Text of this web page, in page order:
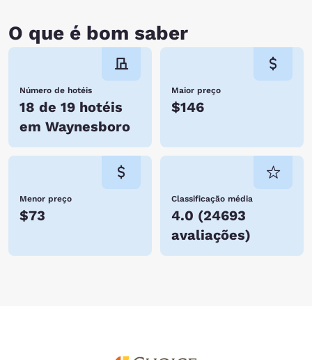
O que é bom saber
Número de hotéis
18 de 19 hotéis
em Waynesboro
Maior preço
$146
Menor preço
$73
Classificação média
4.0 (24693
avaliações)